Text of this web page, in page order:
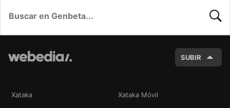
SUBIR
Xataka Xataka Móvil